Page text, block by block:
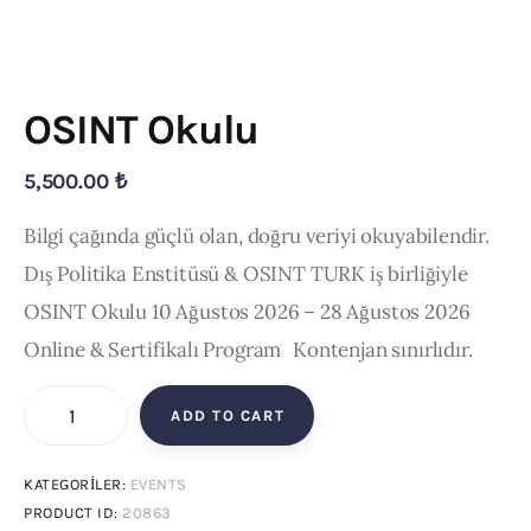
Articles
Staff
Contacts
OSINT Okulu
5,500.00 ₺
Bilgi çağında güçlü olan, doğru veriyi okuyabilendir.
Dış Politika Enstitüsü & OSINT TURK iş birliğiyle
OSINT Okulu10 Ağustos 2026 – 28 Ağustos 2026
Online & Sertifikalı Program Kontenjan sınırlıdır.
ADD TO CART
KATEGORILER: EVENTS
PRODUCT ID: 20863